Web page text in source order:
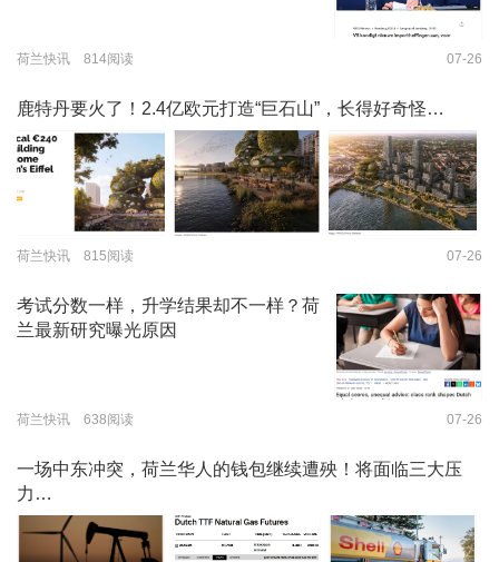
荷兰快讯 814阅读 07-26
鹿特丹要火了！2.4亿欧元打造“巨石山”，长得好奇怪…
荷兰快讯 815阅读 07-26
考试分数一样，升学结果却不一样？荷
兰最新研究曝光原因
荷兰快讯 638阅读 07-26
一场中东冲突，荷兰华人的钱包继续遭殃！将面临三大压
力…